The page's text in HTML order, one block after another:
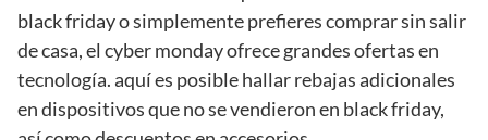
black friday o simplemente prefieres comprar sin salir
de casa, el cyber monday ofrece grandes ofertas en
tecnología. aquí es posible hallar rebajas adicionales
en dispositivos que no se vendieron en black friday,